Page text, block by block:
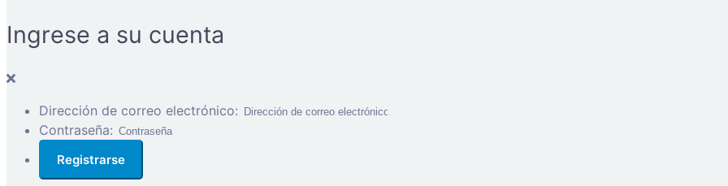
Ingrese a su cuenta
Dirección de correo electrónico:
Contraseña: